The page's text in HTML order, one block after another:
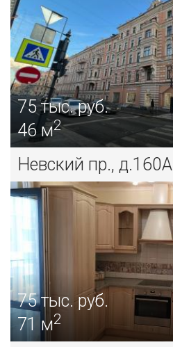
75тыс. руб.
46 м2
Невский пр., д.160А
75тыс. руб.
71 м2